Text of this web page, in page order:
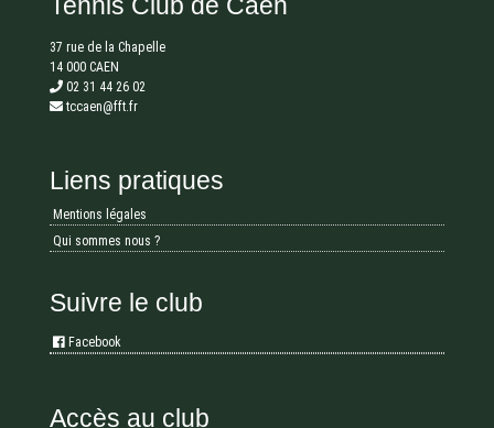
Tennis Club de Caen
37 rue de la Chapelle
14 000 CAEN
02 31 44 26 02
tccaen@fft.fr
Liens pratiques
Mentions légales
Qui sommes nous ?
Suivre le club
Facebook
Accès au club